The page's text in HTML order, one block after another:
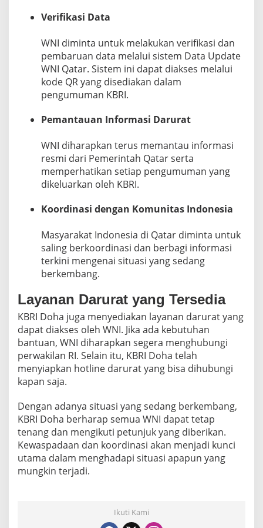
Verifikasi Data
WNI diminta untuk melakukan verifikasi dan
pembaruan data melalui sistem Data Update
WNI Qatar. Sistem ini dapat diakses melalui
kode QR yang disediakan dalam
pengumuman KBRI.
Pemantauan Informasi Darurat
WNI diharapkan terus memantau informasi
resmi dari Pemerintah Qatar serta
memperhatikan setiap pengumuman yang
dikeluarkan oleh KBRI.
Koordinasi dengan Komunitas Indonesia
Masyarakat Indonesia di Qatar diminta untuk
saling berkoordinasi dan berbagi informasi
terkini mengenai situasi yang sedang
berkembang.
Layanan Darurat yang Tersedia
KBRI Doha juga menyediakan layanan darurat yang
dapat diakses oleh WNI. Jika ada kebutuhan
bantuan, WNI diharapkan segera menghubungi
perwakilan RI. Selain itu, KBRI Doha telah
menyiapkan hotline darurat yang bisa dihubungi
kapan saja.
Dengan adanya situasi yang sedang berkembang,
KBRI Doha berharap semua WNI dapat tetap
tenang dan mengikuti petunjuk yang diberikan.
Kewaspadaan dan koordinasi akan menjadi kunci
utama dalam menghadapi situasi apapun yang
mungkin terjadi.
Ikuti Kami